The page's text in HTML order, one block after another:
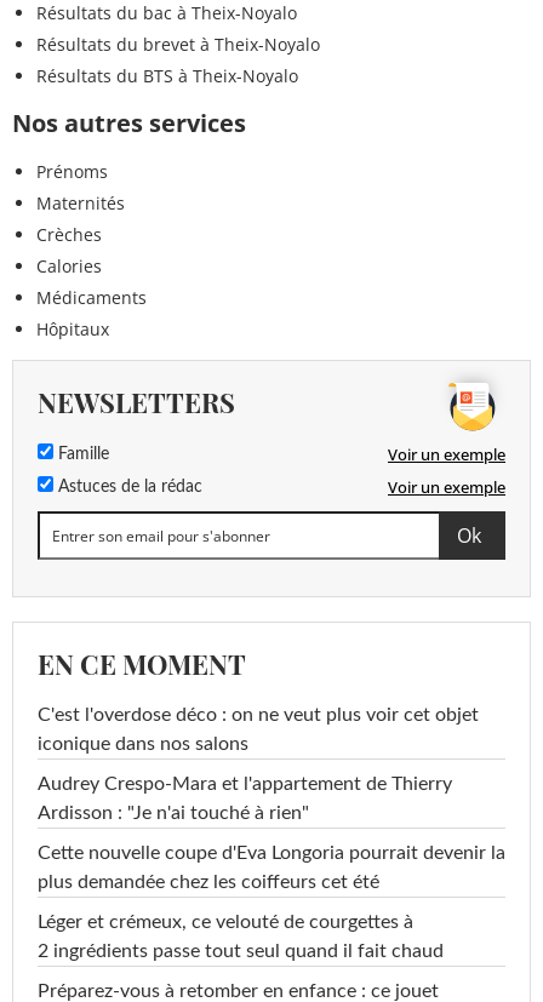
Résultats du bac à Theix-Noyalo
Résultats du brevet à Theix-Noyalo
Résultats du BTS à Theix-Noyalo
Nos autres services
Prénoms
Maternités
Crèches
Calories
Médicaments
Hôpitaux
NEWSLETTERS
Famille Voir un exemple
Astuces de la rédac Voir un exemple
EN CE MOMENT
C'est l'overdose déco : on ne veut plus voir cet objet
iconique dans nos salons
Audrey Crespo-Mara et l'appartement de Thierry
Ardisson : "Je n'ai touché à rien"
Cette nouvelle coupe d'Eva Longoria pourrait devenir la
plus demandée chez les coiffeurs cet été
Léger et crémeux, ce velouté de courgettes à
2 ingrédients passe tout seul quand il fait chaud
Préparez-vous à retomber en enfance : ce jouet